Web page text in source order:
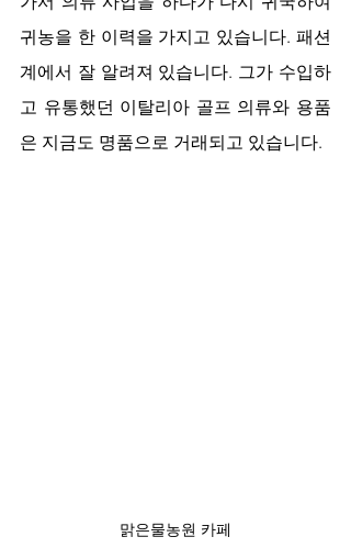
귀농을 한 이력을 가지고 있습니다. 패션
계에서 잘 알려져 있습니다. 그가 수입하
고 유통했던 이탈리아 골프 의류와 용품
은 지금도 명품으로 거래되고 있습니다.
맑은물농원 카페